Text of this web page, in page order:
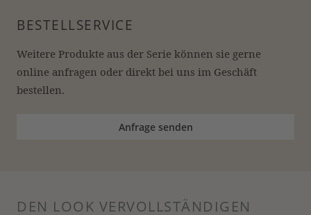
BESTELLSERVICE
Weitere Produkte aus der Serie können sie gerne
online anfragen oder direkt bei uns im Geschäft
bestellen.
Anfrage senden
DEN LOOK VERVOLLSTÄNDIGEN